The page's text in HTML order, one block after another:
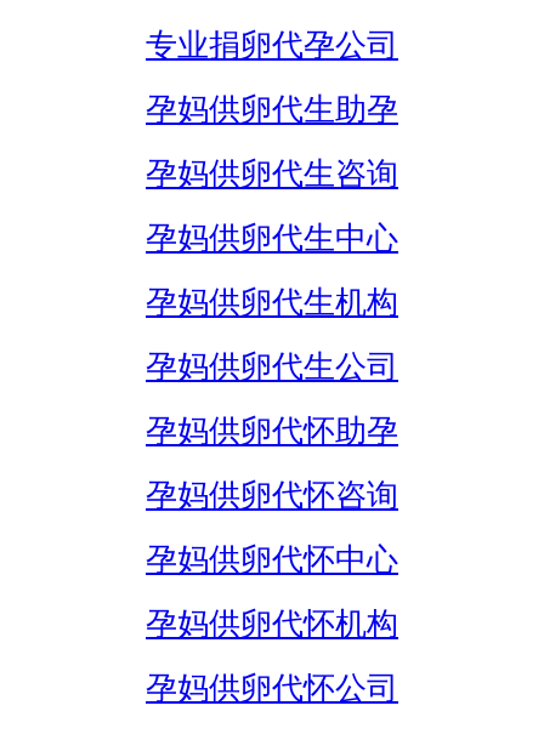
专业捐卵代孕公司
孕妈供卵代生助孕
孕妈供卵代生咨询
孕妈供卵代生中心
孕妈供卵代生机构
孕妈供卵代生公司
孕妈供卵代怀助孕
孕妈供卵代怀咨询
孕妈供卵代怀中心
孕妈供卵代怀机构
孕妈供卵代怀公司